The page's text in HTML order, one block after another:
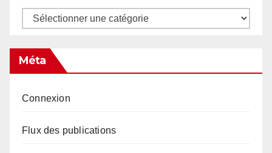
Catégories
Méta
Connexion
Flux des publications